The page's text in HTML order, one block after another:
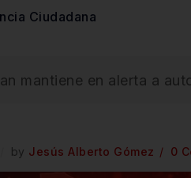
Ciudadana
mantiene en alerta a
by Jesús Alberto Gómez 0